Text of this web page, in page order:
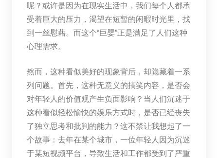
呢？或许是因为在现实生活中，我们每个人都承
受着巨大的压力，渴望在短暂的闲暇时光里，找
到一丝慰藉。而这个“巨婴”正是满足了人们这种
心理需求。
然而，这种看似美好的现象背后，却隐藏着一系
列问题。首先，这种无意义的搞笑内容，是否会
对年轻人的价值观产生负面影响？当人们沉迷于
这种看似轻松愉快的娱乐方式时，是否已经丧失
了独立思考和批判的能力？这不禁让我想起了一
个故事：去年在某个城市，一位年轻人因为沉迷
于某短视频平台，导致生活和工作都受到了严重